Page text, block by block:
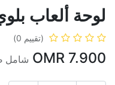
لوحة ألعاب بلوي -
(تقييم 0)
7.900 شامل